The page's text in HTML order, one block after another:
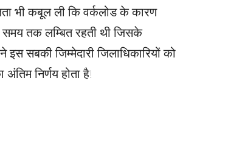
भी कबूल ली कि वर्कलोड के कारण
समय तक लम्बित रहती थी जिसके
सबकी जिम्मेदारी जिलाधिकारियों को
निर्णय होता है!